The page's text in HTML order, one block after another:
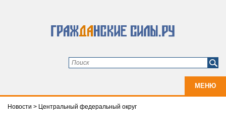
МЕНЮ
Новости > Центральный федеральный округ